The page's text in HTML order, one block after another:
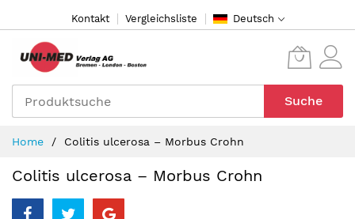
Inhalt
Kontakt Vergleichsliste Deutsch
Suche
Home Colitis ulcerosa – Morbus Crohn
Colitis ulcerosa – Morbus Crohn